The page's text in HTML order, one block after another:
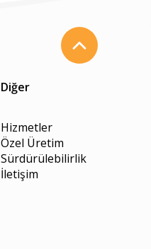
Diğer
Hizmetler
Özel Üretim
Sürdürülebilirlik
İletişim